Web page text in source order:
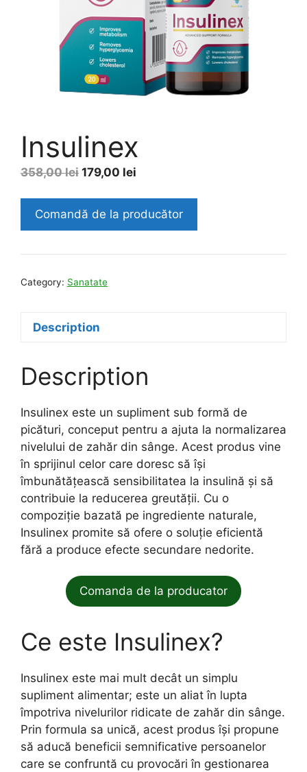
Insulinex
358,00lei Original
358,00 lei.
179,00 lei
179,00 lei.
Comandă de la producător
Category: Sanatate
Description
Description
Insulinex este un supliment sub formă de
picături, conceput pentru a ajuta la normalizarea
nivelului de zahăr din sânge. Acest produs vine
în sprijinul celor care doresc să își
îmbunătățească sensibilitatea la insulină și să
contribuie la reducerea greutății. Cu o
compoziție bazată pe ingrediente naturale,
Insulinex promite să ofere o soluție eficientă
fără a produce efecte secundare nedorite.
Comanda de la producator
Ce este Insulinex?
Insulinex este mai mult decât un simplu
supliment alimentar; este un aliat în lupta
împotriva nivelurilor ridicate de zahăr din sânge.
Prin formula sa unică, acest produs își propune
să aducă beneficii semnificative persoanelor
care se confruntă cu provocări în gestionarea